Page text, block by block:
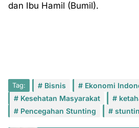
dan Ibu Hamil (Bumil).
Tag: Bisnis
Ekonomi
Kesehatan Masyarakat
Pencegahan Stunting